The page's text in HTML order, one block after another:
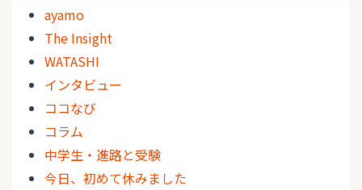
ayamo
The Insight
WATASHI
インタビュー
ココなび
コラム
中学生・進路と受験
今日、初めて休みました